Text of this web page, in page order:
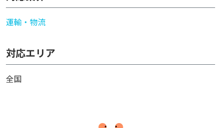
運輸・物流
対応エリア
全国